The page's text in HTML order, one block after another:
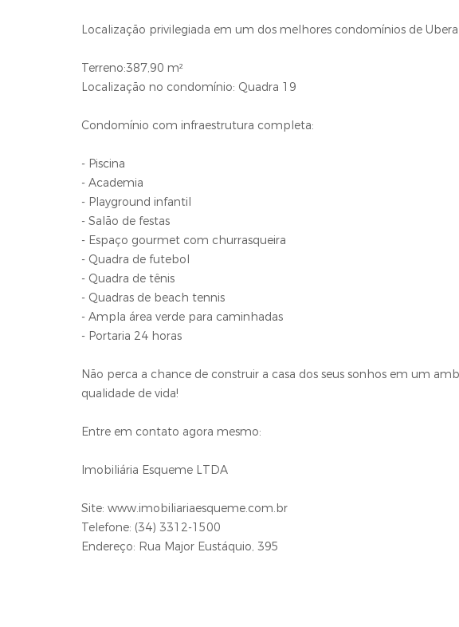
Localização privilegiada em um dos melhores condomínios de
Terreno:387,90 m²
Localização no condomínio: Quadra 19
Condomínio com infraestrutura completa:
- Piscina
- Academia
- Playground infantil
- Salão de festas
- Espaço gourmet com churrasqueira
- Quadra de futebol
- Quadra de tênis
- Quadras de beach tennis
- Ampla área verde para caminhadas
- Portaria 24 horas
Não perca a chance de construir a casa dos seus sonhos em um
qualidade de vida!
Entre em contato agora mesmo:
Imobiliária Esqueme LTDA
Site: www.imobiliariaesqueme.com.br
Telefone: (34) 3312-1500
Endereço: Rua Major Eustáquio, 395